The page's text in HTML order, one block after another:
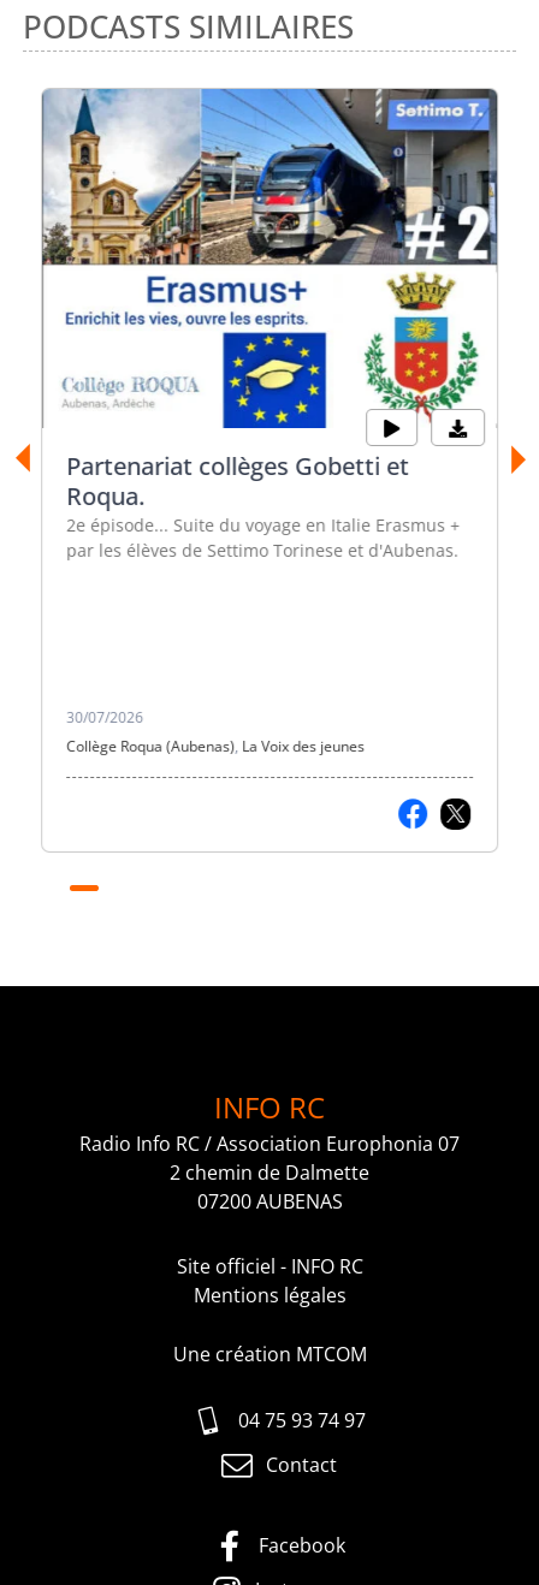
PODCASTS SIMILAIRES
Partenariat collèges Gobetti et
Roqua.
2e épisode... Suite du voyage en Italie Erasmus +
par les élèves de Settimo Torinese et d'Aubenas.
30/07/2026
Collège Roqua (Aubenas), La Voix des jeunes
INFO RC
Radio Info RC / Association Europhonia 07
2 chemin de Dalmette
07200 AUBENAS
Site officiel - INFO RC
Mentions légales
Une création MTCOM
04 75 93 74 97
Contact
Facebook